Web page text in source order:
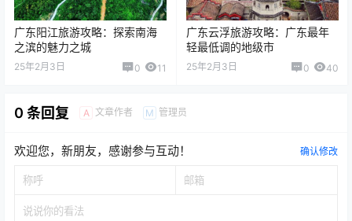
广东阳江旅游攻略：探索南海
之滨的魅力之城
25年2月3日 0 11
广东云浮旅游攻略：广东最年
轻最低调的地级市
25年2月3日 0 40
0 条回复 A 文章作者 M 管理员
欢迎您，新朋友，感谢参与互动！ 确认修改